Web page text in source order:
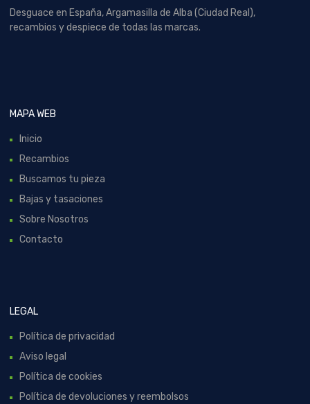
Desguace en España, Argamasilla de Alba (Ciudad Real),
recambios y despiece de todas las marcas.
MAPA WEB
Inicio
Recambios
Buscamos tu pieza
Bajas y tasaciones
Sobre Nosotros
Contacto
LEGAL
Política de privacidad
Aviso legal
Política de cookies
Política de devoluciones y reembolsos